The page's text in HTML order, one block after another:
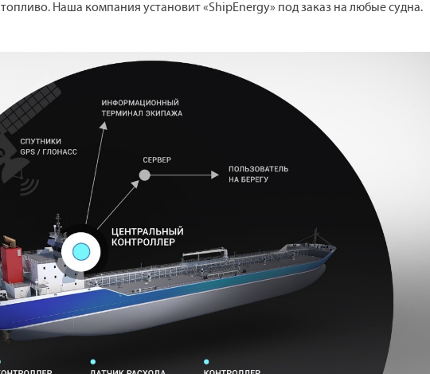
топливо. Наша компания установит «ShipEnergy» под заказ на любые судна.